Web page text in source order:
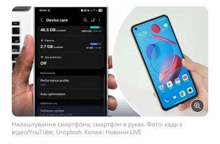
Налаштування смартфона, смартфон в руках. Фото: кадр з
відео/YouTube, Unsplash. Колаж: Новини.LIVE